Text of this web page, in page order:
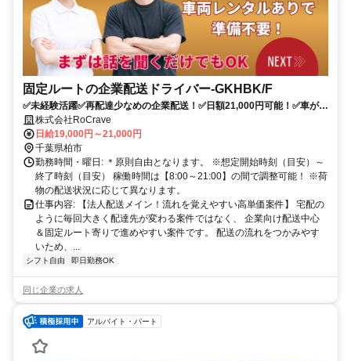
固定ルートの企業配送ドライバー-GKHBK/F
✅未経験活躍✅再配達少なめの企業配送！✅日額21,000円可能！✅車がな
くても始めやすい高単価案件！
株式会社RoCrave
日給19,000円～21,000円
千葉県柏市
勤務時間・曜日: ＊原則自由となります。 ※想定開始時刻（目安）～
終了時刻（目安） 稼働時間は【8:00～21:00】の間で調整可能！ ※荷
物の配送状況に応じて異なります。
仕事内容: 【法人配送メイン！流れを覚えやすい高単価案件】 宅配の
ように毎回大きく配達先が変わる案件ではなく、 企業向け配送中心
＆固定ルート寄りで進めやすい案件です。 配送の流れをつかみやす
いため、...
シフト自由 即日勤務OK
同じ企業の求人
アルバイト・パート